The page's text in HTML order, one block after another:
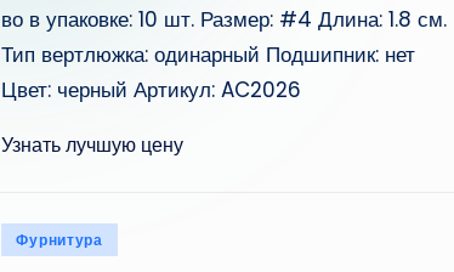
во в упаковке: 10 шт. Размер: #4 Длина: 1.8 см.
Тип вертлюжка: одинарный Подшипник: нет
Цвет: черный Артикул: AC2026
Узнать лучшую цену
Опубликовано
Фурнитура